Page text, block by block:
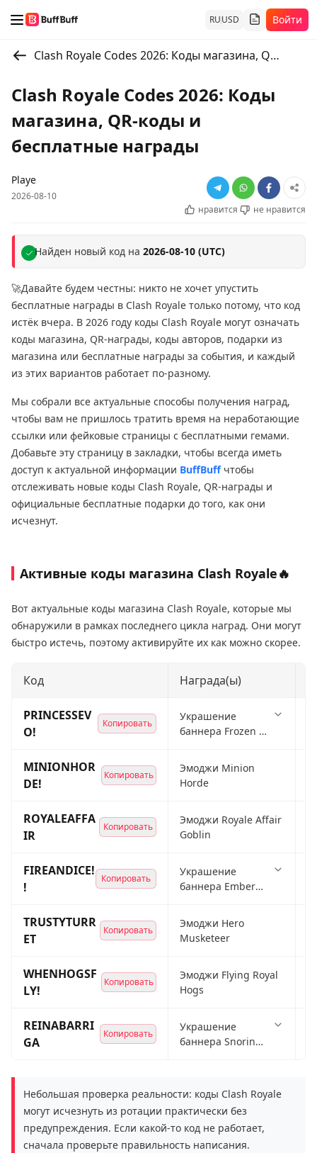
RUUSD Войти
Clash Royale Codes 2026: Коды магазина, QR-коды и бесплатные награды
Clash Royale Codes 2026: Коды
магазина, QR-коды и
бесплатные награды
Playe
2026-08-10
нравится
не нравится
Найден новый код на 2026-08-10 (UTC)
🚀Давайте будем честны: никто не хочет упустить
бесплатные награды в Clash Royale только потому, что код
истёк вчера. В 2026 году коды Clash Royale могут означать
коды магазина, QR-награды, коды авторов, подарки из
магазина или бесплатные награды за события, и каждый
из этих вариантов работает по-разному.
Мы собрали все актуальные способы получения наград,
чтобы вам не пришлось тратить время на неработающие
ссылки или фейковые страницы с бесплатными гемами.
Добавьте эту страницу в закладки, чтобы всегда иметь
доступ к актуальной информации BuffBuff чтобы
отслеживать новые коды Clash Royale, QR-награды и
официальные бесплатные подарки до того, как они
исчезнут.
Активные коды магазина Clash Royale🔥
Вот актуальные коды магазина Clash Royale, которые мы
обнаружили в рамках последнего цикла наград. Они могут
быстро истечь, поэтому активируйте их как можно скорее.
Код Награда(ы)
PRINCESSEV
O!
Копировать
Украшение
баннера Frozen &
баннера Freeze!
MINIONHOR
DE!
Копировать
Эмоджи Minion
Horde
ROYALEAFFA
IR
Копировать
Эмоджи Royale Affair
Goblin
FIREANDICE!
!
Копировать
Украшение
баннера Ember
Firestorm
TRUSTYTURR
ET
Копировать
Эмоджи Hero
Musketeer
WHENHOGSF
LY!
Копировать
Эмоджи Flying Royal
Hogs
REINABARRI
GA
Копировать
Украшение
баннера Snoring
Небольшая проверка реальности: коды Clash Royale
могут исчезнуть из ротации практически без
предупреждения. Если какой-то код не работает,
сначала проверьте правильность написания.